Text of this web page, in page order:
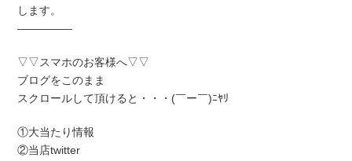
します。
―――――
▽▽スマホのお客様へ▽▽
ブログをこのまま
スクロールして頂けると・・・(￣ー￣)ﾆﾔﾘ
①大当たり情報
②当店twitter